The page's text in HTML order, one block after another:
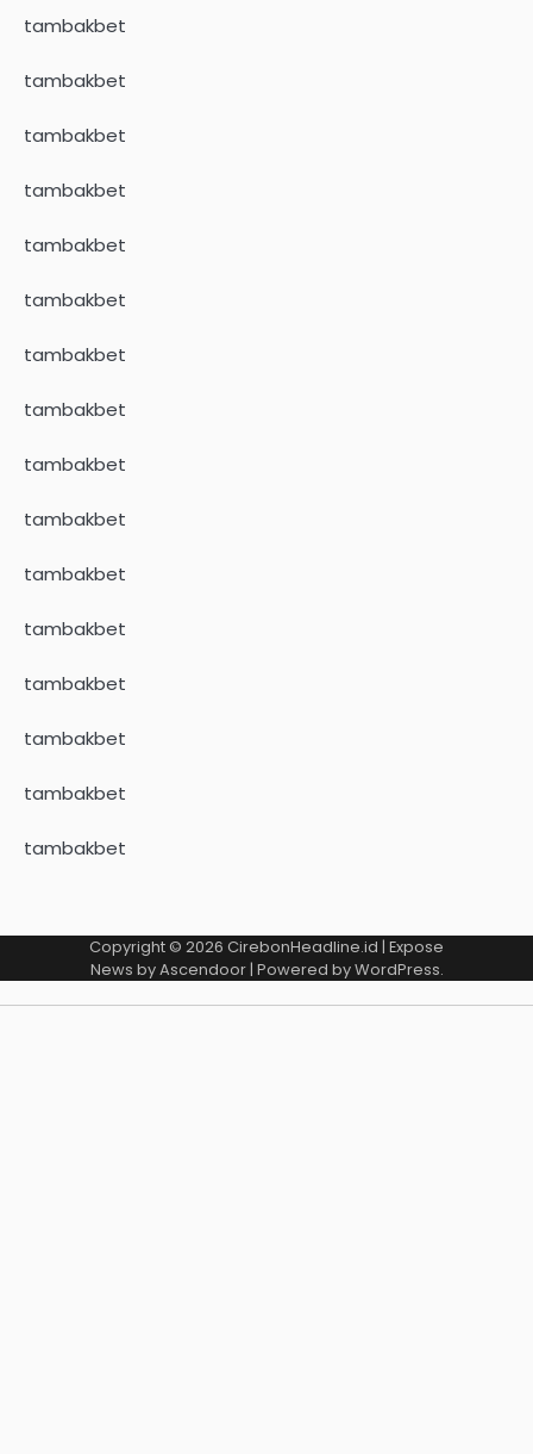
tambakbet
tambakbet
tambakbet
tambakbet
tambakbet
tambakbet
tambakbet
tambakbet
tambakbet
tambakbet
tambakbet
tambakbet
tambakbet
tambakbet
tambakbet
tambakbet
Copyright © 2026 CirebonHeadline.id | Expose
News byAscendoor| Powered byWordPress.